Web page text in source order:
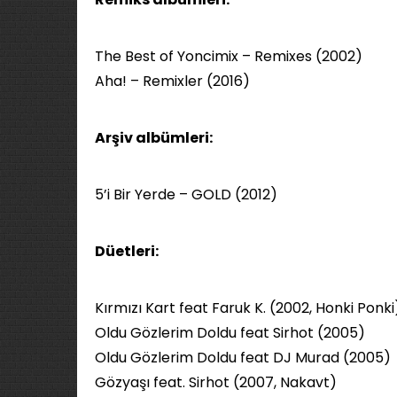
The Best of Yoncimix – Remixes (2002)
Aha! – Remixler (2016)
Arşiv albümleri:
5’i Bir Yerde – GOLD (2012)
Düetleri:
Kırmızı Kart feat Faruk K. (2002, Honki
Oldu Gözlerim Doldu feat Sirhot (2005)
Oldu Gözlerim Doldu feat DJ Murad (2005)
Gözyaşı feat. Sirhot (2007, Nakavt)